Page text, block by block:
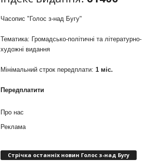
Часопис "Голос з-над Бугу"
Тематика: Громадсько-політичні та літературно-
художні видання
Мінімальний строк передплати: 1 міс.
Передплатити
Про нас
Реклама
Стрічка останніх новин Голос з-над Бугу